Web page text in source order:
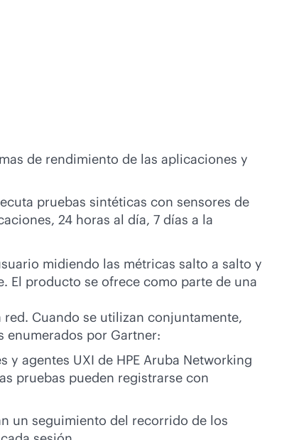
de rendimiento de las aplicaciones y
pruebas sintéticas con sensores de
24 horas al día, 7 días a la
midiendo las métricas salto a salto y
El producto se ofrece como parte de una
Cuando se utilizan conjuntamente,
por Gartner:
agentes UXI de HPE Aruba Networking
pruebas pueden registrarse con
un seguimiento del recorrido de los